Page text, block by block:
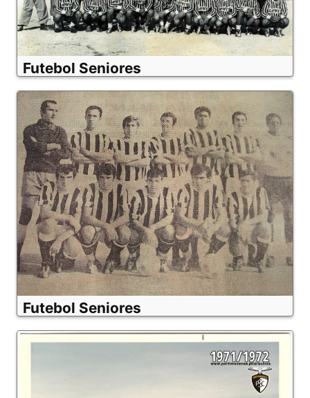
Futebol Seniores
Futebol Seniores